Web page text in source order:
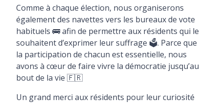
Comme à chaque élection, nous organiserons
également des navettes vers les bureaux de vote
habituels 🚌 afin de permettre aux résidents qui le
souhaitent d’exprimer leur suffrage 🗳️. Parce que
la participation de chacun est essentielle, nous
avons à cœur de faire vivre la démocratie jusqu’au
bout de la vie 🇫🇷
Un grand merci aux résidents pour leur curiosité